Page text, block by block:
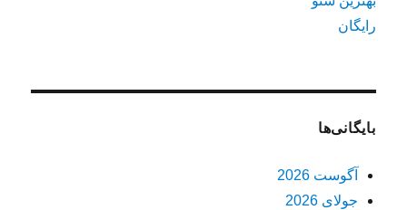
رایگان
بایگانی‌ها
آگوست 2026
جولای 2026